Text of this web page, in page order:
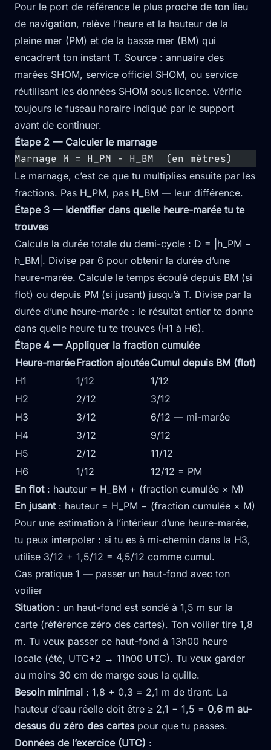
Pour le port de référence le plus proche de ton lieu
de navigation, relève l’heure et la hauteur de la
pleine mer (PM) et de la basse mer (BM) qui
encadrent ton instant T. Source : annuaire des
marées SHOM, service officiel SHOM, ou service
réutilisant les données SHOM sous licence. Vérifie
toujours le fuseau horaire indiqué par le support
avant de continuer.
Étape 2 — Calculer le marnage
Marnage M = H_PM − H_BM  (en mètres)
Le marnage, c’est ce que tu multiplies ensuite par les
fractions. Pas H_PM, pas H_BM — leur différence.
Étape 3 — Identifier dans quelle heure-marée tu te
trouves
Calcule la durée totale du demi-cycle : D = |h_PM −
h_BM|. Divise par 6 pour obtenir la durée d’une
heure-marée. Calcule le temps écoulé depuis BM (si
flot) ou depuis PM (si jusant) jusqu’à T. Divise par la
durée d’une heure-marée : le résultat entier te donne
dans quelle heure tu te trouves (H1 à H6).
Étape 4 — Appliquer la fraction cumulée
Heure-maréeFraction ajoutéeCumul depuis BM (flot)
H1
1/12
1/12
H2
2/12
3/12
H3
3/12
6/12 — mi-marée
H4
3/12
9/12
H5
2/12
11/12
H6
1/12
12/12 = PM
En flot: hauteur = H_BM + (fraction cumulée × M)
En jusant: hauteur = H_PM − (fraction cumulée × M)
Pour une estimation à l’intérieur d’une heure-marée,
tu peux interpoler : si tu es à mi-chemin dans la H3,
utilise 3/12 + 1,5/12 = 4,5/12 comme cumul.
Cas pratique 1 — passer un haut-fond avec ton
voilier
Situation : un haut-fond est sondé à 1,5 m sur la
carte (référence zéro des cartes). Ton voilier tire 1,8
m. Tu veux passer ce haut-fond à 13h00 heure
locale (été, UTC+2 → 11h00 UTC). Tu veux garder
au moins 30 cm de marge sous la quille.
Besoin minimal : 1,8 + 0,3 = 2,1 m de tirant. La
hauteur d’eau réelle doit être ≥ 2,1 − 1,5 = 0,6 m au-
dessus du zéro des cartespour que tu passes.
Données de l’exercice (UTC) :